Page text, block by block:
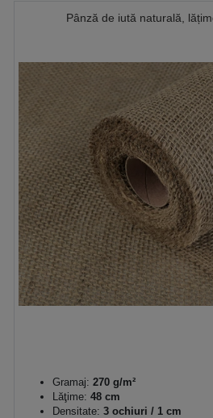
Pânză de iută naturală,
Gramaj: 270 g/m²
Lăţime: 48 cm
Densitate: 3 ochiuri / 1 cm